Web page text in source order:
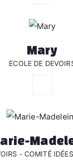
Mary
ECOLE DE
- COMITÉ